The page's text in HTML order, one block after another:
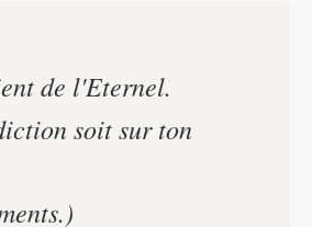
de l'Eternel.
soit sur ton